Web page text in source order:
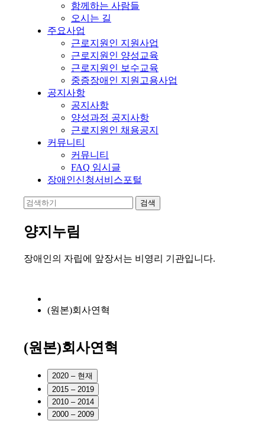
함께하는 사람들
오시는 길
주요사업
근로지원인 지원사업
근로지원인 양성교육
근로지원인 보수교육
중증장애인 지원고용사업
공지사항
공지사항
양성과정 공지사항
근로지원인 채용공지
커뮤니티
커뮤니티
FAQ 임시글
장애인신청서비스포털
양지누림
장애인의 자립에 앞장서는 비영리 기관입니다.
(원본)회사연혁
(원본)회사연혁
2020 – 현재
2015 – 2019
2010 – 2014
2000 – 2009